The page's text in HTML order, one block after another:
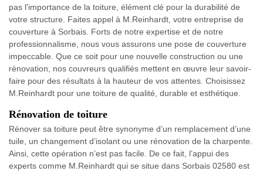
pas l'importance de la toiture, élément clé pour la durabilité de
votre structure. Faites appel à M.Reinhardt, votre entreprise de
couverture à Sorbais. Forts de notre expertise et de notre
professionnalisme, nous vous assurons une pose de couverture
impeccable. Que ce soit pour une nouvelle construction ou une
rénovation, nos couvreurs qualifiés mettent en œuvre leur savoir-
faire pour des résultats à la hauteur de vos attentes. Choisissez
M.Reinhardt pour une toiture de qualité, durable et esthétique.
Rénovation de toiture
Rénover sa toiture peut être synonyme d’un remplacement d’une
tuile, un changement d’isolant ou une rénovation de la charpente.
Ainsi, cette opération n’est pas facile. De ce fait, l’appui des
experts comme M.Reinhardt qui se situe dans Sorbais 02580 est